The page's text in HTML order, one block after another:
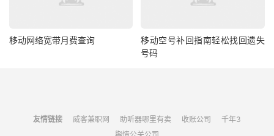
移动网络宽带月费查询
移动空号补回指南轻松找回遗失
号码
友情链接 威客兼职网 助听器哪里有卖 收账公司
千年3